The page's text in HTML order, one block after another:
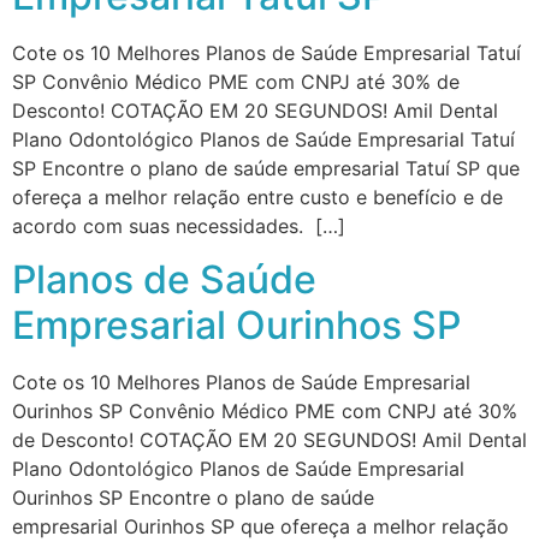
Cote os 10 Melhores Planos de Saúde Empresarial Tatuí
SP Convênio Médico PME com CNPJ até 30% de
Desconto! COTAÇÃO EM 20 SEGUNDOS! Amil Dental
Plano Odontológico Planos de Saúde Empresarial Tatuí
SP Encontre o plano de saúde empresarial Tatuí SP que
ofereça a melhor relação entre custo e benefício e de
acordo com suas necessidades. […]
Planos de Saúde
Empresarial Ourinhos SP
Cote os 10 Melhores Planos de Saúde Empresarial
Ourinhos SP Convênio Médico PME com CNPJ até 30%
de Desconto! COTAÇÃO EM 20 SEGUNDOS! Amil Dental
Plano Odontológico Planos de Saúde Empresarial
Ourinhos SP Encontre o plano de saúde
empresarial Ourinhos SP que ofereça a melhor relação